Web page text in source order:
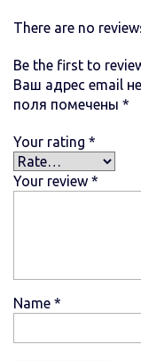
There are no
Be the first to
Ваш адрес email
поля помечены *
Your rating *
Your review *
Name *